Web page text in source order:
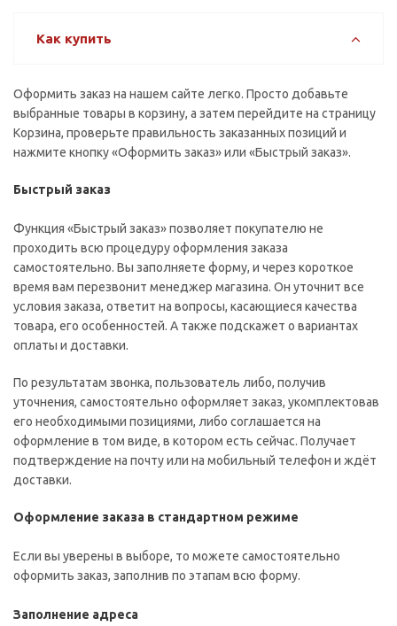
Как купить
Оформить заказ на нашем сайте легко. Просто добавьте
выбранные товары в корзину, а затем перейдите на страницу
Корзина, проверьте правильность заказанных позиций и
нажмите кнопку «Оформить заказ» или «Быстрый заказ».
Быстрый заказ
Функция «Быстрый заказ» позволяет покупателю не
проходить всю процедуру оформления заказа
самостоятельно. Вы заполняете форму, и через короткое
время вам перезвонит менеджер магазина. Он уточнит все
условия заказа, ответит на вопросы, касающиеся качества
товара, его особенностей. А также подскажет о вариантах
оплаты и доставки.
По результатам звонка, пользователь либо, получив
уточнения, самостоятельно оформляет заказ, укомплектовав
его необходимыми позициями, либо соглашается на
оформление в том виде, в котором есть сейчас. Получает
подтверждение на почту или на мобильный телефон и ждёт
доставки.
Оформление заказа в стандартном режиме
Если вы уверены в выборе, то можете самостоятельно
оформить заказ, заполнив по этапам всю форму.
Заполнение адреса